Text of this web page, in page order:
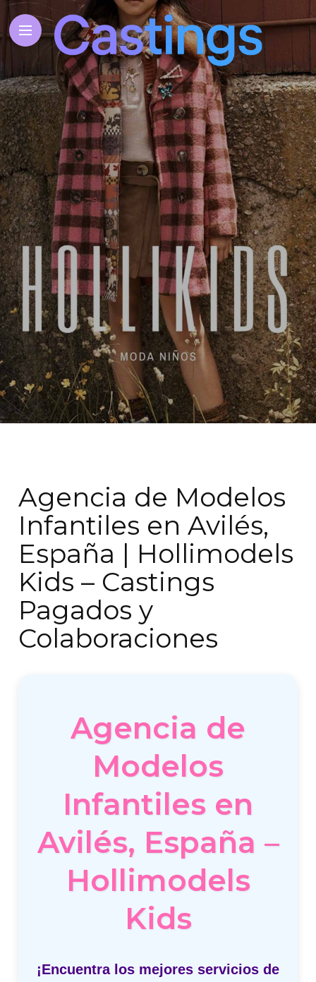
Agencia de Modelos
Infantiles en Avilés,
España | Hollimodels
Kids – Castings
Pagados y
Colaboraciones
Agencia de
Modelos
Infantiles en
Avilés, España –
Hollimodels
Kids
¡Encuentra los mejores servicios de